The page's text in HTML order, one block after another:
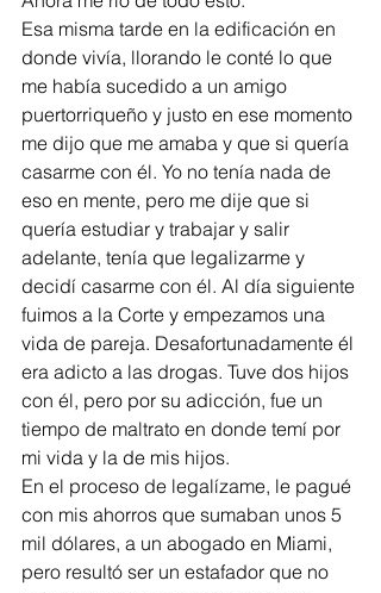
Esa misma tarde en la edificación en
donde vivía, llorando le conté lo que
me había sucedido a un amigo
puertorriqueño y justo en ese momento
me dijo que me amaba y que si quería
casarme con él. Yo no tenía nada de
eso en mente, pero me dije que si
quería estudiar y trabajar y salir
adelante, tenía que legalizarme y
decidí casarme con él. Al día siguiente
fuimos a la Corte y empezamos una
vida de pareja. Desafortunadamente él
era adicto a las drogas. Tuve dos hijos
con él, pero por su adicción, fue un
tiempo de maltrato en donde temí por
mi vida y la de mis hijos.
En el proceso de legalízame, le pagué
con mis ahorros que sumaban unos 5
mil dólares, a un abogado en Miami,
pero resultó ser un estafador que no